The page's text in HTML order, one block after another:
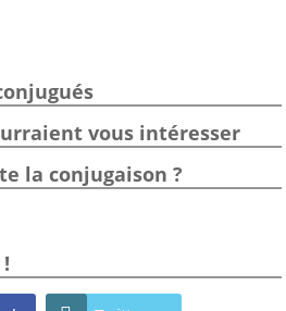
vous intéresser
la conjugaison ?